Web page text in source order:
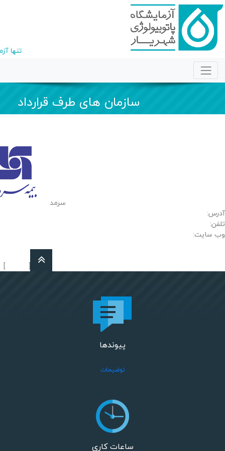
تنها
سازمان های طرف قرارداد
سرمد
آدرس:
تلفن:
وب سایت:
[
]
پیوندها
توضیحات
ساعات کاری